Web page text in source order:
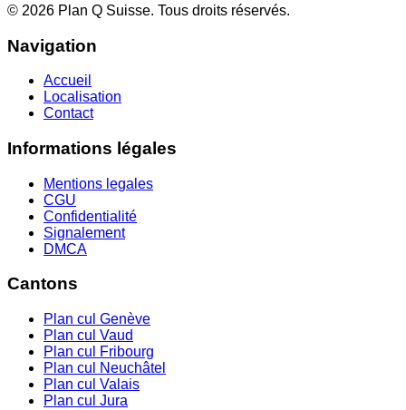
© 2026 Plan Q Suisse. Tous droits réservés.
Navigation
Accueil
Localisation
Contact
Informations légales
Mentions legales
CGU
Confidentialité
Signalement
DMCA
Cantons
Plan cul Genève
Plan cul Vaud
Plan cul
Fribourg
Plan cul
Neuchâtel
Plan cul Valais
Plan cul Jura